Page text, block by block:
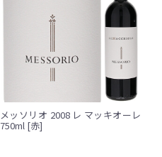
メッソリオ 2008 レ マッキオーレ
750ml [赤]